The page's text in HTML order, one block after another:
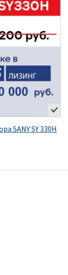
SANY SY 330H